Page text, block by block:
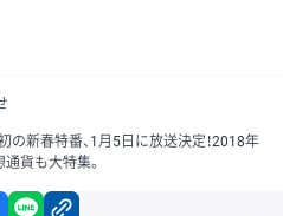
の新春特番、1月5日に放送決定！2018年
貨も大特集。
X facebook